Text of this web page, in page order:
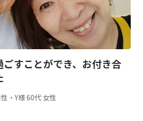
料金プラン
ぐ無料ではじめる
ログイン
すことができ、お付き合
・Y様 60代 女性